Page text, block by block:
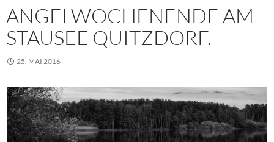
ANGELWOCHENENDE AM
STAUSEE QUITZDORF.
25. MAI 2016